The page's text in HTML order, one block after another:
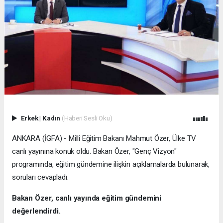
Erkek| Kadın (Haberi Sesli Oku)
ANKARA (İGFA) - Millî Eğitim Bakanı Mahmut Özer, Ülke TV
canlı yayınına konuk oldu. Bakan Özer, "Genç Vizyon"
programında, eğitim gündemine ilişkin açıklamalarda bulunarak,
soruları cevapladı.
Bakan Özer, canlı yayında eğitim gündemini
değerlendirdi.